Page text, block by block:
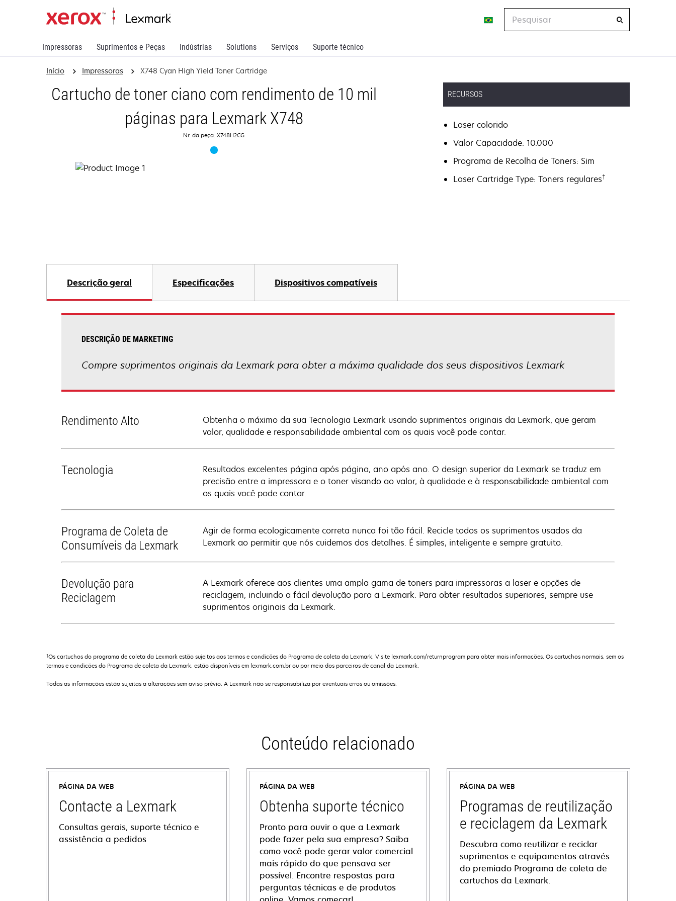
Impressoras Suprimentos e Peças Indústrias Solutions Serviços Suporte técnico
Início Impressoras X748 Cyan High Yield Toner Cartridge
Cartucho de toner ciano com rendimento de 10 mil
páginas para Lexmark X748
Nr. da peça: X748H2CG
RECURSOS
Laser colorido
Valor Capacidade: 10.000
Programa de Recolha de Toners: Sim
Laser Cartridge Type: Toners regulares†
Descrição geral Especificações Dispositivos compatíveis
DESCRIÇÃO DE MARKETING
Compre suprimentos originais da Lexmark para obter a máxima qualidade dos seus dispositivos Lexmark
Rendimento Alto
Obtenha o máximo da sua Tecnologia Lexmark usando suprimentos originais da Lexmark, que geram
valor, qualidade e responsabilidade ambiental com os quais você pode contar.
Tecnologia
Resultados excelentes página após página, ano após ano. O design superior da Lexmark se traduz em
precisão entre a impressora e o toner visando ao valor, à qualidade e à responsabilidade ambiental com
os quais você pode contar.
Programa de Coleta de
Consumíveis da Lexmark
Agir de forma ecologicamente correta nunca foi tão fácil. Recicle todos os suprimentos usados da
Lexmark ao permitir que nós cuidemos dos detalhes. É simples, inteligente e sempre gratuito.
Devolução para
Reciclagem
A Lexmark oferece aos clientes uma ampla gama de toners para impressoras a laser e opções de
reciclagem, incluindo a fácil devolução para a Lexmark. Para obter resultados superiores, sempre use
suprimentos originais da Lexmark.
†Os cartuchos do programa de coleta da Lexmark estão sujeitos aos termos e condições do Programa de coleta da Lexmark. Visite lexmark.com/returnprogram para obter mais informações. Os cartuchos normais, sem os
termos e condições do Programa de coleta da Lexmark, estão disponíveis em lexmark.com.br ou por meio dos parceiros de canal da Lexmark.
Todas as informações estão sujeitas a alterações sem aviso prévio. A Lexmark não se responsabiliza por eventuais erros ou omissões.
Conteúdo relacionado
PÁGINA DA WEB
Contacte a Lexmark
Consultas gerais, suporte técnico e
assistência a pedidos
PÁGINA DA WEB
Obtenha suporte técnico
Pronto para ouvir o que a Lexmark
pode fazer pela sua empresa? Saiba
como você pode gerar valor comercial
mais rápido do que pensava ser
possível. Encontre respostas para
perguntas técnicas e de produtos
PÁGINA DA WEB
Programas de reutilização
e reciclagem da Lexmark
Descubra como reutilizar e reciclar
suprimentos e equipamentos através
do premiado Programa de coleta de
cartuchos da Lexmark.